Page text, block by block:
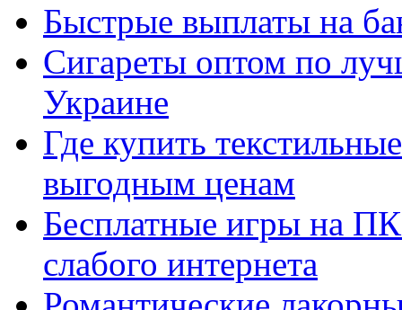
Быстрые выплаты на
Сигареты оптом по
Украине
Где купить
выгодным ценам
Бесплатные игры на
слабого интернета